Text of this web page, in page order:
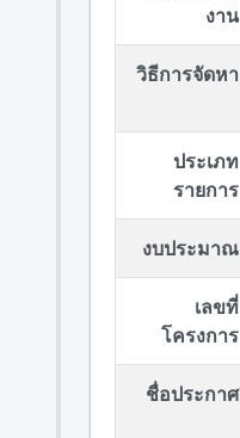
งาน
วิธีการจัดหา
ประเภท
รายการ
งบประมาณ
เลขที่
โครงการ
ชื่อประกาศ